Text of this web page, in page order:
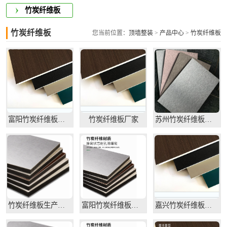
竹炭纤维板
竹炭纤维板 您当前位置： 顶墙整装 > 产品中心 > 竹炭纤维板
竹炭纤维板厂家
竹炭纤维板生产厂家 富阳竹炭纤维板供应商 嘉兴竹炭纤维板生产厂家
集成板
效果图
竹炭纤维板